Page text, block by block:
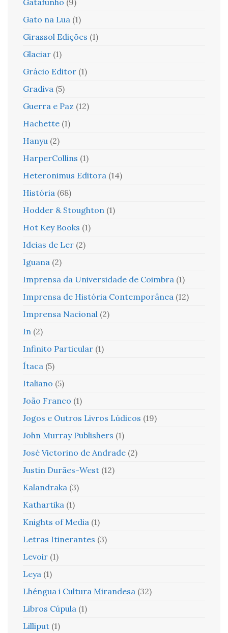
Gato na Lua (1)
Girassol Edições (1)
Glaciar (1)
Grácio Editor (1)
Gradiva (5)
Guerra e Paz (12)
Hachette (1)
Hanyu (2)
HarperCollins (1)
Heteronimus Editora (14)
História (68)
Hodder & Stoughton (1)
Hot Key Books (1)
Ideias de Ler (2)
Iguana (2)
Imprensa da Universidade de Coimbra (1)
Imprensa de História Contemporânea (12)
Imprensa Nacional (2)
In (2)
Infinito Particular (1)
Ítaca (5)
Italiano (5)
João Franco (1)
Jogos e Outros Livros Lúdicos (19)
John Murray Publishers (1)
José Victorino de Andrade (2)
Justin Durães-West (12)
Kalandraka (3)
Kathartika (1)
Knights of Media (1)
Letras Itinerantes (3)
Levoir (1)
Leya (1)
Lhéngua i Cultura Mirandesa (32)
Libros Cúpula (1)
Lilliput (1)